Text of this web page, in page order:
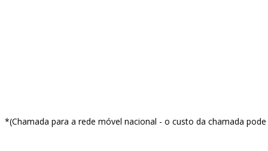
*(Chamada para a rede móvel nacional - o custo da chamada